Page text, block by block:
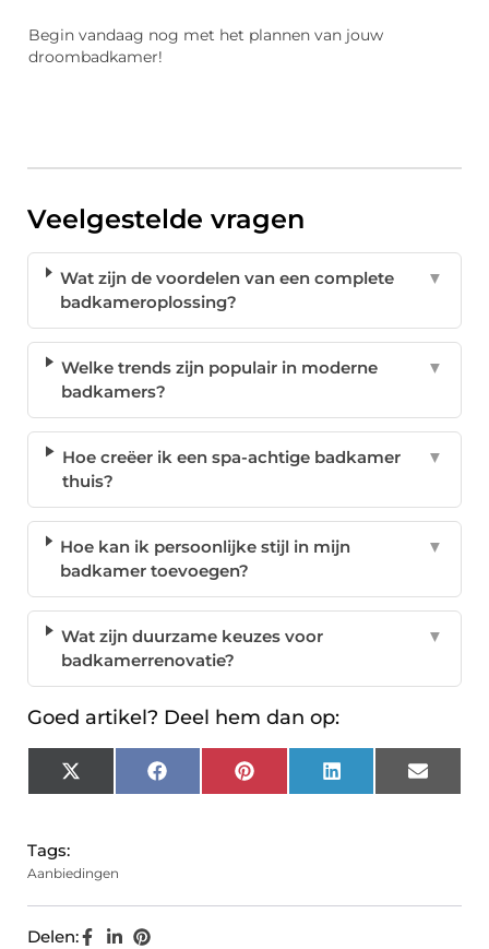
Begin vandaag nog met het plannen van jouw
droombadkamer!
Veelgestelde vragen
Wat zijn de voordelen van een complete
badkameroplossing?
▼
Welke trends zijn populair in moderne
badkamers?
▼
Hoe creëer ik een spa-achtige badkamer
thuis?
▼
Hoe kan ik persoonlijke stijl in mijn
badkamer toevoegen?
▼
Wat zijn duurzame keuzes voor
badkamerrenovatie?
▼
Goed artikel? Deel hem dan op:
X
(Twitter)
FacebookPinterest LinkedIn Email
Tags:
Aanbiedingen
Delen: